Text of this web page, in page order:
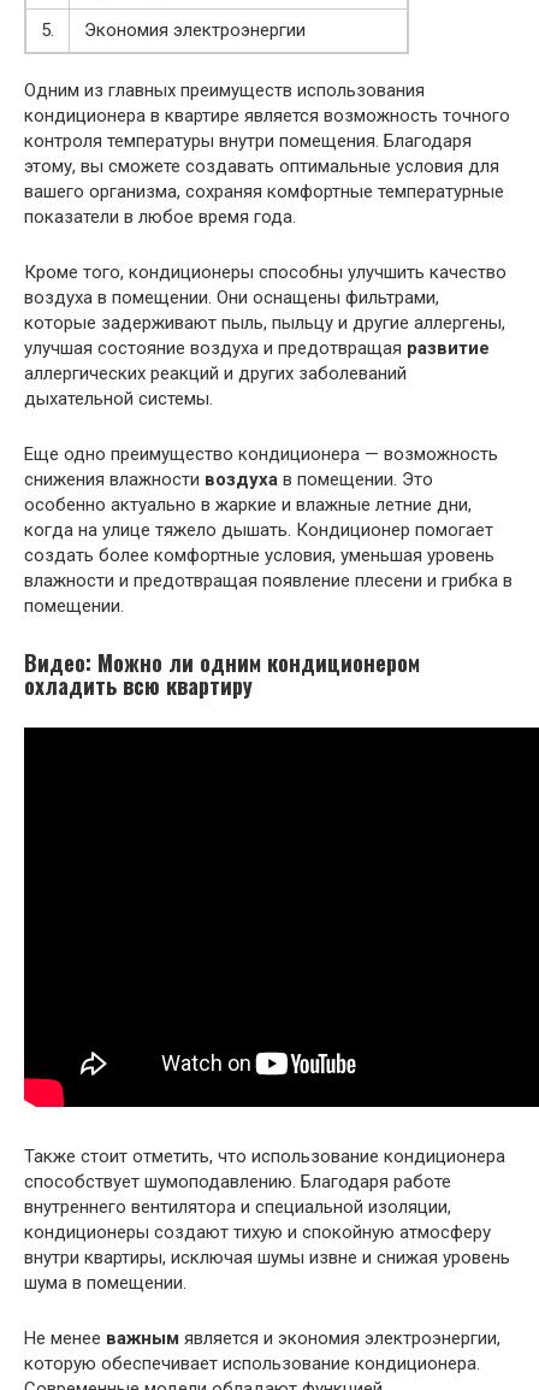
5.
Экономия электроэнергии
Одним из главных преимуществ использования
кондиционера в квартире является возможность точного
контроля температуры внутри помещения. Благодаря
этому, вы сможете создавать оптимальные условия для
вашего организма, сохраняя комфортные температурные
показатели в любое время года.
Кроме того, кондиционеры способны улучшить качество
воздуха в помещении. Они оснащены фильтрами,
которые задерживают пыль, пыльцу и другие аллергены,
улучшая состояние воздуха и предотвращая развитие
аллергических реакций и других заболеваний
дыхательной системы.
Еще одно преимущество кондиционера — возможность
снижения влажности воздуха в помещении. Это
особенно актуально в жаркие и влажные летние дни,
когда на улице тяжело дышать. Кондиционер помогает
создать более комфортные условия, уменьшая уровень
влажности и предотвращая появление плесени и грибка в
помещении.
Видео: Можно ли одним кондиционером
охладить всю квартиру
Также стоит отметить, что использование кондиционера
способствует шумоподавлению. Благодаря работе
внутреннего вентилятора и специальной изоляции,
кондиционеры создают тихую и спокойную атмосферу
внутри квартиры, исключая шумы извне и снижая уровень
шума в помещении.
Не менее важным является и экономия электроэнергии,
которую обеспечивает использование кондиционера.